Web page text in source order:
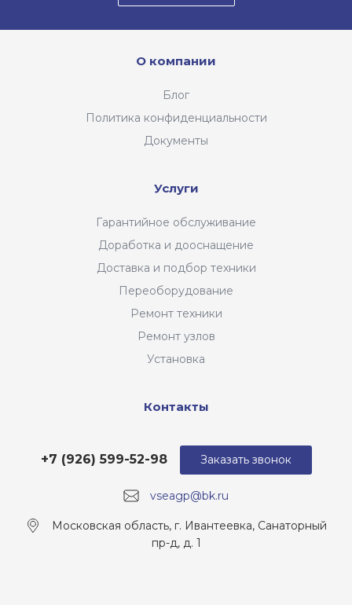
О компании
Блог
Политика конфиденциальности
Документы
Услуги
Гарантийное обслуживание
Доработка и дооснащение
Доставка и подбор техники
Переоборудование
Ремонт техники
Ремонт узлов
Установка
Контакты
vseagp@bk.ru
+7 (926) 599-52-98
Московская область, г. Ивантеевка, Санаторный
пр-д, д. 1
Заказать звонок